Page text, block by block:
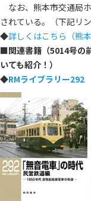
なお、熊本市交通局
されている。（下記リン
◆詳しくはこちら（熊
■関連書籍（5014号の
いても紹介！）
◆RMライブラリー